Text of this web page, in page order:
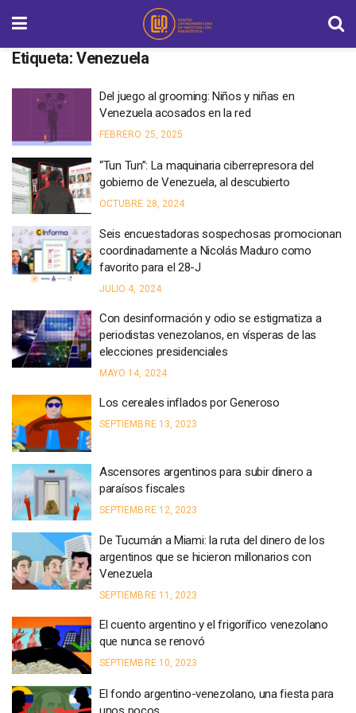
Etiqueta: Venezuela
Del juego al grooming: Niños y niñas en
Venezuela acosados en la red
FEBRERO 25, 2025
“Tun Tun”: La maquinaria ciberrepresora del
gobierno de Venezuela, al descubierto
OCTUBRE 28, 2024
Seis encuestadoras sospechosas promocionan
coordinadamente a Nicolás Maduro como
favorito para el 28-J
JULIO 4, 2024
Con desinformación y odio se estigmatiza a
periodistas venezolanos, en vísperas de las
elecciones presidenciales
MAYO 14, 2024
Los cereales inflados por Generoso
SEPTIEMBRE 13, 2023
Ascensores argentinos para subir dinero a
paraísos fiscales
SEPTIEMBRE 12, 2023
De Tucumán a Miami: la ruta del dinero de los
argentinos que se hicieron millonarios con
Venezuela
SEPTIEMBRE 11, 2023
El cuento argentino y el frigorífico venezolano
que nunca se renovó
SEPTIEMBRE 10, 2023
El fondo argentino-venezolano, una fiesta para